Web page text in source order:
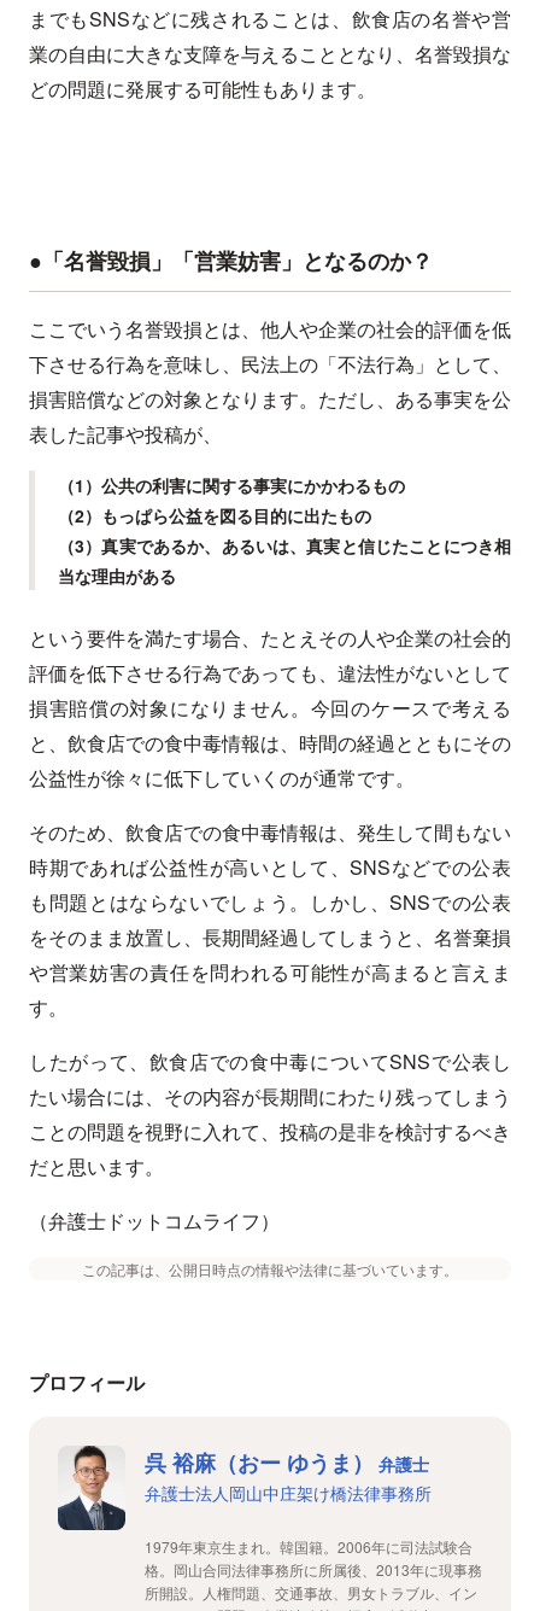
までもSNSなどに残されることは、飲食店の名誉や営
業の自由に大きな支障を与えることとなり、名誉毀損な
どの問題に発展する可能性もあります。
●「名誉毀損」「営業妨害」となるのか？
ここでいう名誉毀損とは、他人や企業の社会的評価を低
下させる行為を意味し、民法上の「不法行為」として、
損害賠償などの対象となります。ただし、ある事実を公
表した記事や投稿が、
（1）公共の利害に関する事実にかかわるもの
（2）もっぱら公益を図る目的に出たもの
（3）真実であるか、あるいは、真実と信じたことにつき相
当な理由がある
という要件を満たす場合、たとえその人や企業の社会的
評価を低下させる行為であっても、違法性がないとして
損害賠償の対象になりません。今回のケースで考える
と、飲食店での食中毒情報は、時間の経過とともにその
公益性が徐々に低下していくのが通常です。
そのため、飲食店での食中毒情報は、発生して間もない
時期であれば公益性が高いとして、SNSなどでの公表
も問題とはならないでしょう。しかし、SNSでの公表
をそのまま放置し、長期間経過してしまうと、名誉棄損
や営業妨害の責任を問われる可能性が高まると言えま
す。
したがって、飲食店での食中毒についてSNSで公表し
たい場合には、その内容が長期間にわたり残ってしまう
ことの問題を視野に入れて、投稿の是非を検討するべき
だと思います。
（弁護士ドットコムライフ）
この記事は、公開日時点の情報や法律に基づいています。
プロフィール
呉 裕麻（おー ゆうま）
弁護士
弁護士法人岡山中庄架け橋法律事務所
1979年東京生まれ。韓国籍。2006年に司法試験合
格。岡山合同法律事務所に所属後、2013年に現事務
所開設。人権問題、交通事故、男女トラブル、イン